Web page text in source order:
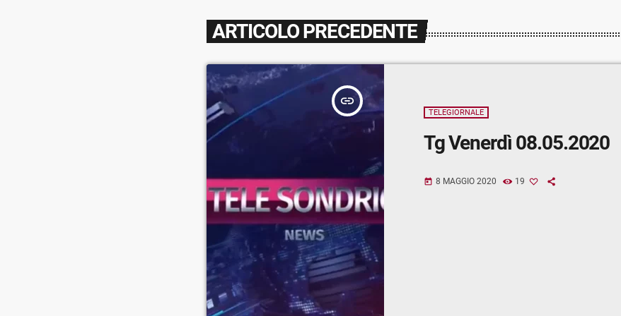
ARTICOLO PRECEDENTE
insert_link
TELEGIORNALE
Tg Venerdì 08.05.2020
today 8 MAGGIO 2020 19